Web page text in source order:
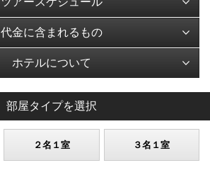
代金に含まれるもの
ホテルについて
部屋タイプを選択
２名１室 ３名１室